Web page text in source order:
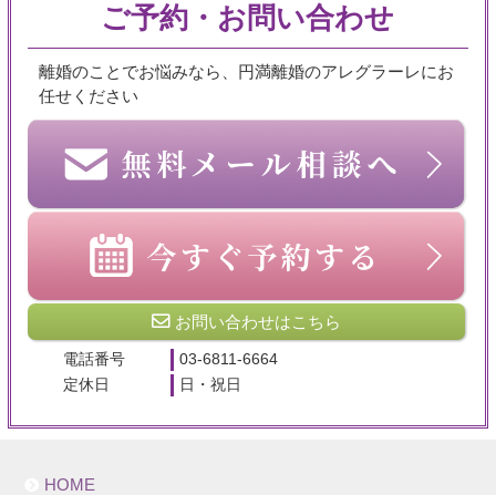
ご予約・お問い合わせ
離婚のことでお悩みなら、円満離婚のアレグラーレにお
任せください
お問い合わせはこちら
電話番号
03-6811-6664
定休日
日・祝日
HOME